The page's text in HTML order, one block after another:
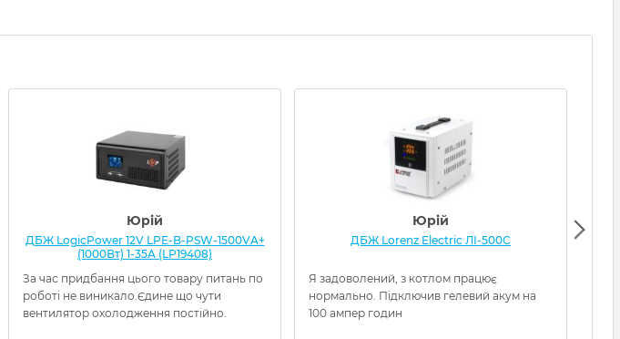
Юрій
ДБЖ LogicPower 12V LPE-B-PSW-1500VA+
(1000Вт) 1-35A (LP19408)
За час придбання цього товару питань по
роботі не виникало.Єдине що чути
вентилятор охолодження постійно.
Юрій
ДБЖ Lorenz Electric ЛІ-500С
Я задоволений, з котлом працює
нормально. Підключив гелевий акум на
100 ампер годин